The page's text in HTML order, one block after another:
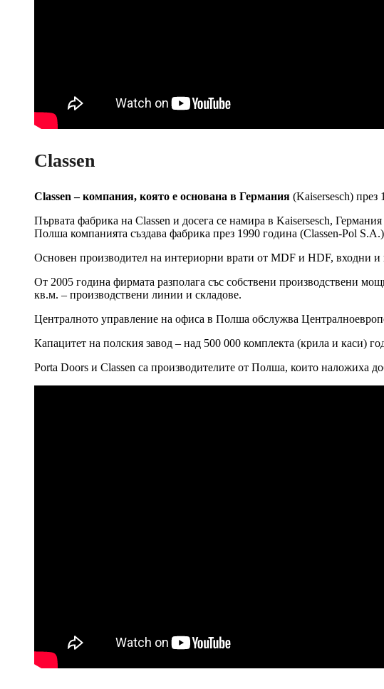
Classen
Classen – компания, която е основана в Германия(Kaisersesch) през
Първата фабрика на Classen и досега се намира в Kaisersesch,
Полша компанията създава фабрика през 1990 година (Classen-Pol
Основен производител на интериорни врати от MDF и HDF, входни
От 2005 година фирмата разполага със собствени производствени
кв.м. – производствени линии и складове.
Централното управление на офиса в Полша обслужва
Капацитет на полския завод – над 500 000 комплекта (крила и каси)
Porta Doors и Classen са производителите от Полша, които наложиха